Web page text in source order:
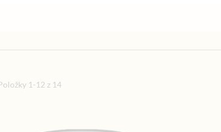
1 -12 z 14